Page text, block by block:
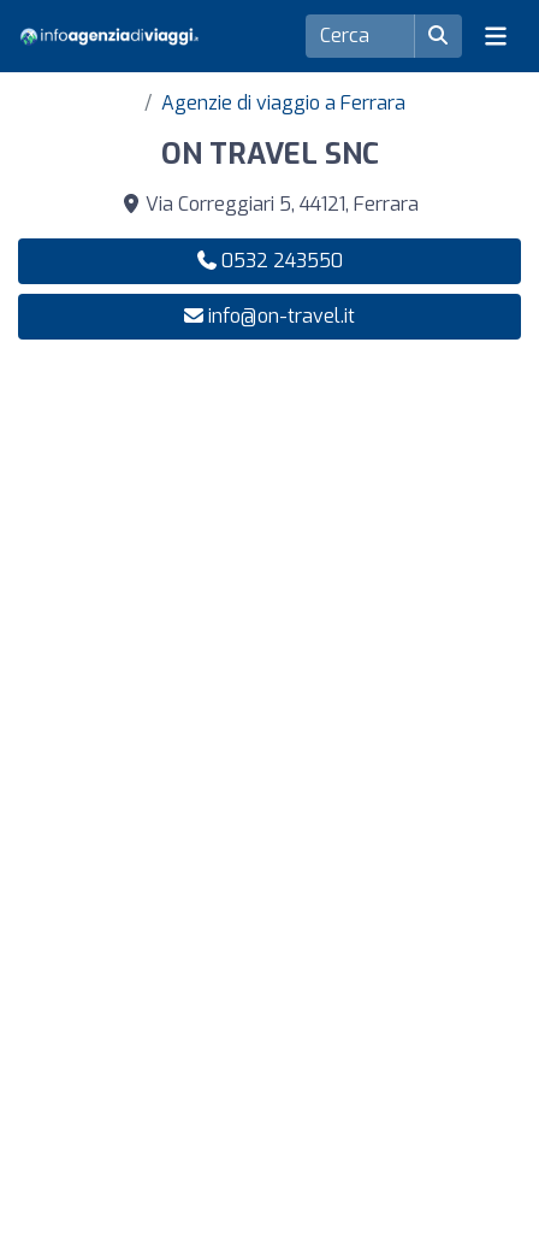
Agenzie di viaggio a Ferrara
ON TRAVEL SNC
Via Correggiari 5, 44121, Ferrara
0532 243550
info@on-travel.it